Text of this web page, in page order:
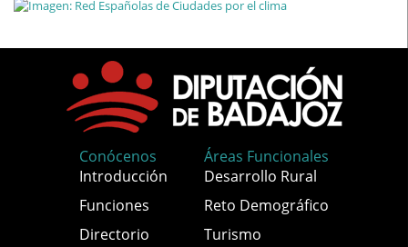
Conócenos
Introducción
Funciones
Directorio
Áreas Funcionales
Desarrollo Rural
Reto Demográfico
Turismo